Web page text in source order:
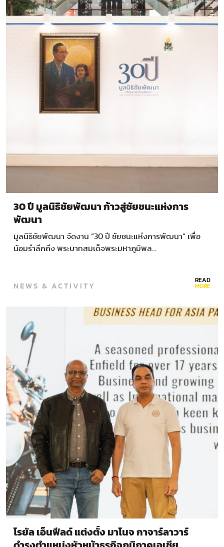
30 ปี มูลนิธิชัยพัฒนา ก้าวสู่ชัยชนะแห่งการ
พัฒนา
มูลนิธิชัยพัฒนา จัดงาน “30 ปี ชัยชนะแห่งการพัฒนา” เพื่อ
น้อมรำลึกถึง พระบาทสมเด็จพระมหาภูมิพล…
NEWS & ACTIVITY READ
MORE
โรยัล เอ็นฟีลด์ แต่งตั้ง มาโนจ กาจาร์ลาวาร์